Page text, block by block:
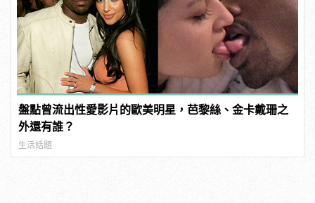
盤點曾流出性愛影片的歐美明星，芭黎絲、金卡戴珊之
外還有誰？
生活話題